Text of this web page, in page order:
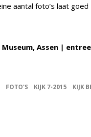
aantal foto’s laat
Assen |
FOTO'S KIJK 7-2015 KIJK